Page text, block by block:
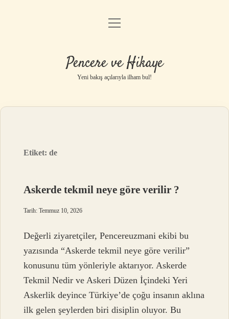
Anasayfa
Yasal Uyarı
menüyü
Pencere ve Hikaye
Yeni bakış açılarıyla ilham bul!
Etiket:de
Askerde tekmil neye göre verilir ?
Tarih: Temmuz 10, 2026
Değerli ziyaretçiler, Pencereuzmani ekibi bu
yazısında “Askerde tekmil neye göre verilir”
konusunu tüm yönleriyle aktarıyor. Askerde
Tekmil Nedir ve Askeri Düzen İçindeki Yeri
Askerlik deyince Türkiye’de çoğu insanın aklına
ilk gelen şeylerden biri disiplin oluyor. Bu